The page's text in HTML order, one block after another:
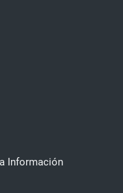
Información